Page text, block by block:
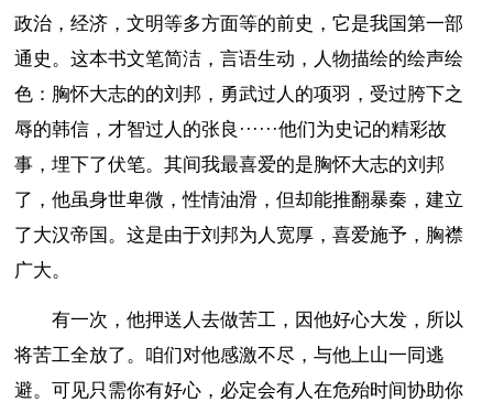
政治，经济，文明等多方面等的前史，它是我国第一部
通史。这本书文笔简洁，言语生动，人物描绘的绘声绘
色：胸怀大志的的刘邦，勇武过人的项羽，受过胯下之
辱的韩信，才智过人的张良······他们为史记的精彩故
事，埋下了伏笔。其间我最喜爱的是胸怀大志的刘邦
了，他虽身世卑微，性情油滑，但却能推翻暴秦，建立
了大汉帝国。这是由于刘邦为人宽厚，喜爱施予，胸襟
广大。
有一次，他押送人去做苦工，因他好心大发，所以
将苦工全放了。咱们对他感激不尽，与他上山一同逃
避。可见只需你有好心，必定会有人在危殆时间协助你